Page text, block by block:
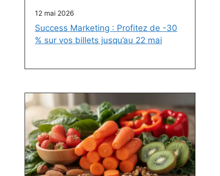
12 mai 2026
Success Marketing : Profitez de -30
% sur vos billets jusqu’au 22 mai